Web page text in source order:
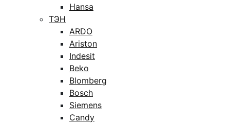
Hansa
ТЭН
ARDO
Ariston
Indesit
Beko
Blomberg
Bosch
Siemens
Candy